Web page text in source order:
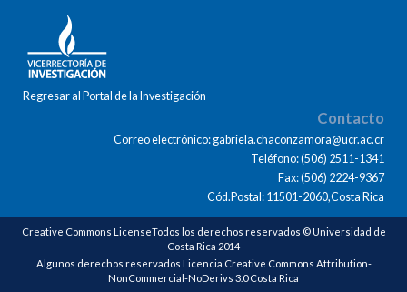
Regresar al Portal de la Investigación
Contacto
Correo electrónico: gabriela.chaconzamora@ucr.ac.cr
Teléfono: (506) 2511-1341
Fax: (506) 2224-9367
Cód.Postal: 11501-2060,Costa Rica
Creative Commons LicenseTodos los derechos reservados © Universidad de
Costa Rica 2014
Algunos derechos reservados Licencia Creative Commons Attribution-
NonCommercial-NoDerivs 3.0 Costa Rica